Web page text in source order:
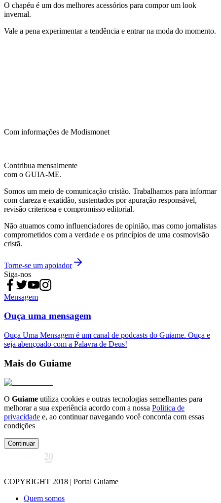
O chapéu é um dos melhores acessórios para compor um look
invernal.
Vale a pena experimentar a tendência e entrar na moda do momento.
Com informações de Modismonet
Contribua mensalmente
com o GUIA-ME.
Somos um meio de comunicação cristão. Trabalhamos para informar
com clareza e exatidão, sustentados por apuração responsável,
revisão criteriosa e compromisso editorial.
Não atuamos como influenciadores de opinião, mas como jornalistas
comprometidos com a verdade e os princípios de uma cosmovisão
cristã.
Torne-se um apoiador
Siga-nos
Mensagem
Ouça uma mensagem
Ouça Uma Mensagem é um canal de podcasts do Guiame. Ouça e
seja abençoado com a Palavra de Deus!
Mais do Guiame
O Guiame utiliza cookies e outras tecnologias semelhantes para
melhorar a sua experiência acordo com a nossa Politica de
privacidade e, ao continuar navegando você concorda com essas
condições
Continuar
COPYRIGHT 2018 | Portal Guiame
Quem somos